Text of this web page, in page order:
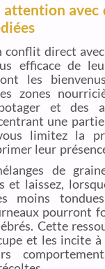
avec
conflit direct
efficace de
les
zones
et des
une
limitez la
leur
de
et laissez,
moins
pourront
Cette
et les incite à